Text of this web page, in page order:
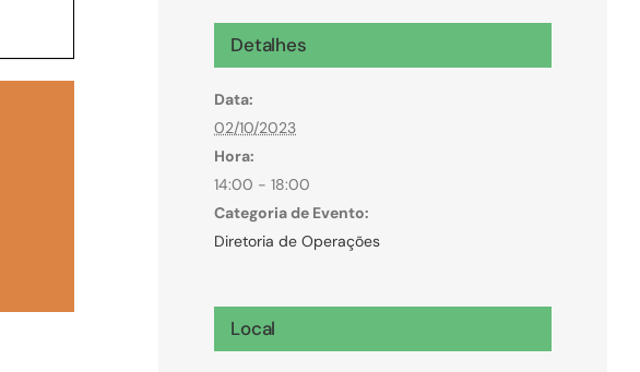
Microcrédito
Para MEI, microempresas e pessoas físicas
(feirantes e transportes)
Detalhes
Data:
02/10/2023
Hora:
14:00 - 18:00
Categoria de Evento:
Diretoria de Operações
Local